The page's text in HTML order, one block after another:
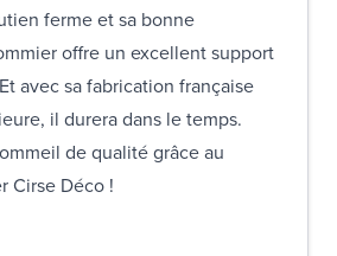
ferme et sa bonne
offre un excellent support
avec sa fabrication française
il durera dans le temps.
de qualité grâce au
Cirse Déco !